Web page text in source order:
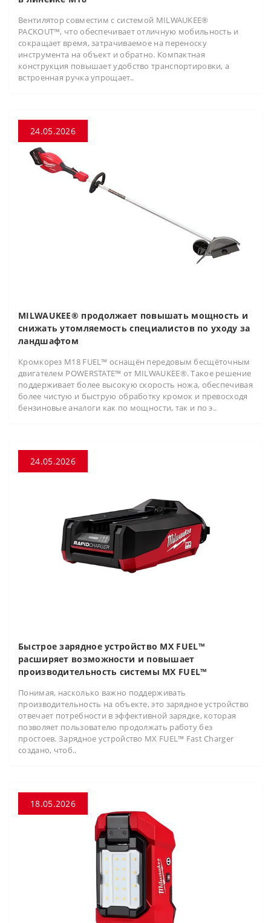
Вентилятор совместим с системой MILWAUKEE®
PACKOUT™, что обеспечивает отличную мобильность и
сокращает время, затрачиваемое на переноску
инструмента на объект и обратно. Компактная
конструкция повышает удобство транспортировки, а
встроенная ручка упрощает..
24.05.2026
MILWAUKEE® продолжает повышать мощность и
снижать утомляемость специалистов по уходу за
ландшафтом
Кромкорез M18 FUEL™ оснащён передовым бесщёточным
двигателем POWERSTATE™ от MILWAUKEE®. Такое решение
поддерживает более высокую скорость ножа, обеспечивая
более чистую и быструю обработку кромок и превосходя
бензиновые аналоги как по мощности, так и по э..
24.05.2026
Быстрое зарядное устройство MX FUEL™
расширяет возможности и повышает
производительность системы MX FUEL™
Понимая, насколько важно поддерживать
производительность на объекте, это зарядное устройство
отвечает потребности в эффективной зарядке, которая
позволяет пользователю продолжать работу без
простоев. Зарядное устройство MX FUEL™ Fast Charger
создано, чтоб..
18.05.2026